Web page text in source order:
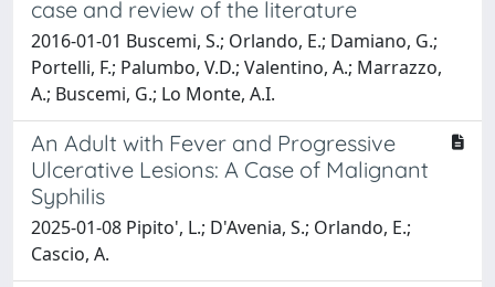
case and review of the literature
2016-01-01 Buscemi, S.; Orlando, E.; Damiano, G.;
Portelli, F.; Palumbo, V.D.; Valentino, A.; Marrazzo,
A.; Buscemi, G.; Lo Monte, A.I.
An Adult with Fever and Progressive
Ulcerative Lesions: A Case of Malignant
Syphilis
2025-01-08 Pipito', L.; D'Avenia, S.; Orlando, E.;
Cascio, A.